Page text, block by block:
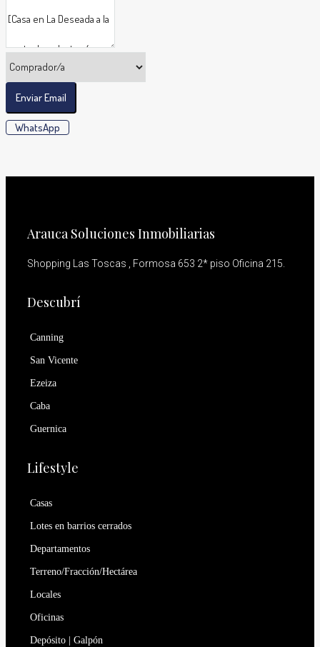
Enviar Email
WhatsApp
Arauca Soluciones Inmobiliarias
Shopping Las Toscas , Formosa 653 2* piso Oficina 215.
Descubrí
Canning
San Vicente
Ezeiza
Caba
Guernica
Lifestyle
Casas
Lotes en barrios cerrados
Departamentos
Terreno/Fracción/Hectárea
Locales
Oficinas
Depósito | Galpón